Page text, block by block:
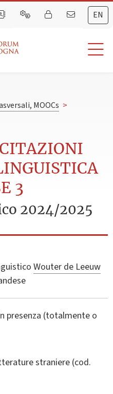
EN
MOOCs >
3
2024/2025
Wouter de Leeuw
presenza (totalmente o
straniere (cod.